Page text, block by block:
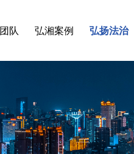
队 弘湘案例 弘扬法治